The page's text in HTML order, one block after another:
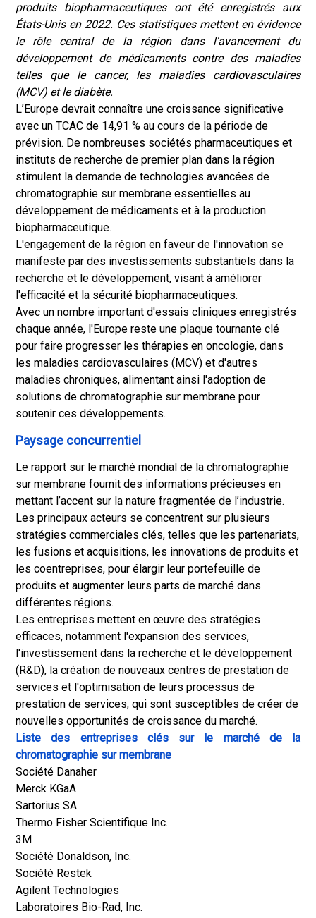
produits biopharmaceutiques ont été enregistrés aux
États-Unis en 2022. Ces statistiques mettent en évidence
le rôle central de la région dans l'avancement du
développement de médicaments contre des maladies
telles que le cancer, les maladies cardiovasculaires
(MCV) et le diabète.
L’Europe devrait connaître une croissance significative
avec un TCAC de 14,91 % au cours de la période de
prévision. De nombreuses sociétés pharmaceutiques et
instituts de recherche de premier plan dans la région
stimulent la demande de technologies avancées de
chromatographie sur membrane essentielles au
développement de médicaments et à la production
biopharmaceutique.
L'engagement de la région en faveur de l'innovation se
manifeste par des investissements substantiels dans la
recherche et le développement, visant à améliorer
l'efficacité et la sécurité biopharmaceutiques.
Avec un nombre important d'essais cliniques enregistrés
chaque année, l'Europe reste une plaque tournante clé
pour faire progresser les thérapies en oncologie, dans
les maladies cardiovasculaires (MCV) et d'autres
maladies chroniques, alimentant ainsi l'adoption de
solutions de chromatographie sur membrane pour
soutenir ces développements.
Paysage concurrentiel
Le rapport sur le marché mondial de la chromatographie
sur membrane fournit des informations précieuses en
mettant l’accent sur la nature fragmentée de l’industrie.
Les principaux acteurs se concentrent sur plusieurs
stratégies commerciales clés, telles que les partenariats,
les fusions et acquisitions, les innovations de produits et
les coentreprises, pour élargir leur portefeuille de
produits et augmenter leurs parts de marché dans
différentes régions.
Les entreprises mettent en œuvre des stratégies
efficaces, notamment l'expansion des services,
l'investissement dans la recherche et le développement
(R&D), la création de nouveaux centres de prestation de
services et l'optimisation de leurs processus de
prestation de services, qui sont susceptibles de créer de
nouvelles opportunités de croissance du marché.
Liste des entreprises clés sur le marché de la
chromatographie sur membrane
Société Danaher
Merck KGaA
Sartorius SA
Thermo Fisher Scientifique Inc.
3M
Société Donaldson, Inc.
Société Restek
Agilent Technologies
Laboratoires Bio-Rad, Inc.